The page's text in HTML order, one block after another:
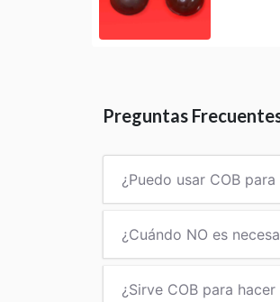
Preguntas
¿Puedo usar COB
¿Cuándo NO es
¿Sirve COB para